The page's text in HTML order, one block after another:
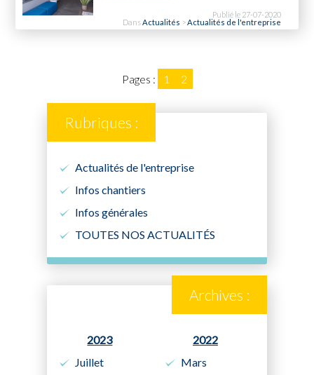
Publié le 27-07-2020
DansActualités >Actualités de l'entreprise
Pages : 1 2
Rubriques :
Actualités de l'entreprise
Infos chantiers
Infos générales
TOUTES NOS ACTUALITÉS
Archives :
2023
Juillet
2022
Mars